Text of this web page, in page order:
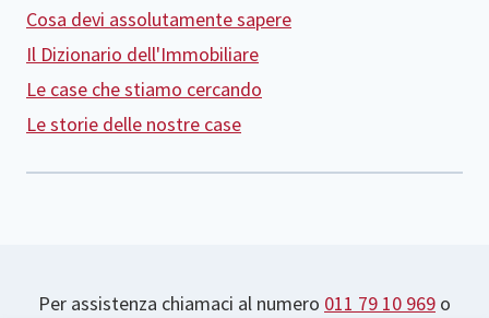
Cosa devi assolutamente sapere
Il Dizionario dell'Immobiliare
Le case che stiamo cercando
Le storie delle nostre case
Per assistenza chiamaci al numero 011 79 10 969 o